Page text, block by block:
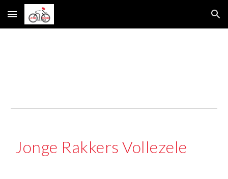
Skip to main content Skip to navigation
Jonge Rakkers Vollezele